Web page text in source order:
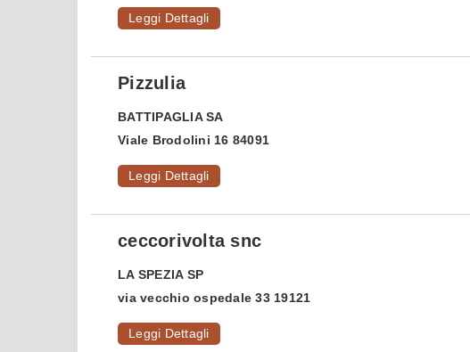
Leggi Dettagli
Pizzulia
BATTIPAGLIA SA
Viale Brodolini 16 84091
Leggi Dettagli
ceccorivolta snc
LA SPEZIA SP
via vecchio ospedale 33 19121
Leggi Dettagli